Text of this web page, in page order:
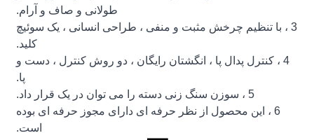
طولانی و صاف و آرام.
3 ، با تنظیم چرخش مثبت و منفی ، طراحی انسانی ، یک سوئیچ
کلید.
4 ، کنترل پدال پا ، انگشتان رایگان ، دو روش کنترل ، دست و
پا.
5 ، سوزن سنگ زنی دسته را می توان در یک قرار داد.
6 ، این محصول از نظر حرفه ای دارای مجوز حرفه ای بوده
است.